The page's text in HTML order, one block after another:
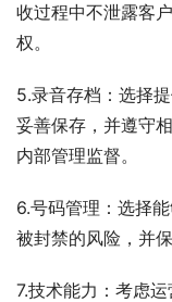
收过程中不泄露客
权。
5.录音存档：选择
妥善保存，并遵守
内部管理监督。
6.号码管理：选择
被封禁的风险，并
7.技术能力：考虑